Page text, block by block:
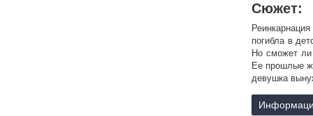
Сюжет:
погибла в
Но сможет ли
Ее прошлые
девушка